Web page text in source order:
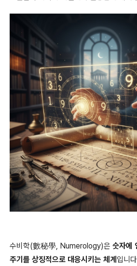
수비학(數秘學, Numerology)은 숫자에
주기를 상징적으로 대응시키는 체계 입니